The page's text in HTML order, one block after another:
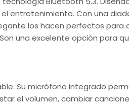
entretenimiento. Con una
los hacen perfectos para
una excelente opción para
Su micrófono integrado
el volumen, cambiar